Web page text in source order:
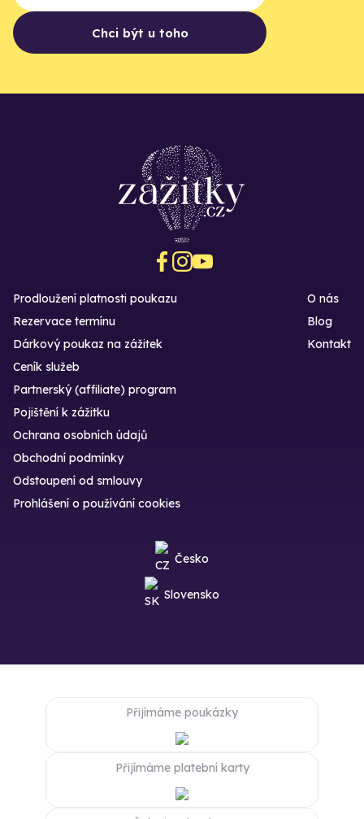
Chci být u toho
Prodloužení platnosti poukazu
Rezervace termínu
Dárkový poukaz na zážitek
O nás
Blog
Kontakt
Ceník služeb
Partnerský (affiliate) program
Pojištění k zážitku
Ochrana osobních údajů
Obchodní podmínky
Odstoupení od smlouvy
Prohlášení o používání cookies
Česko
Slovensko
Přijímáme poukázky
Přijímáme platební karty